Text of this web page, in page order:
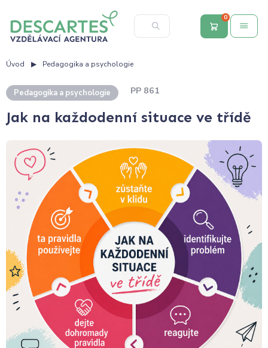
0
Úvod Pedagogika a psychologie
Pedagogika a psychologie PP 861
Jak na každodenní situace ve třídě